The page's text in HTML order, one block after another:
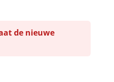
de nieuwe